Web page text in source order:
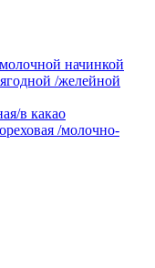
начинкой
/желейной
в какао
/молочно-